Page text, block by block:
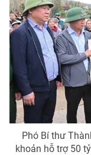
® Cấm sao chép
thuận bằng văn
thông tin từ website
Phó Bí thư
khoản hỗ trợ 50